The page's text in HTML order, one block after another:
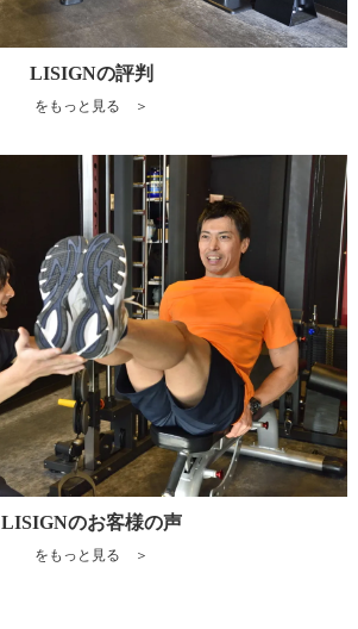
LISIGNの評判
をもっと見る ＞
LISIGNのお客様の声
をもっと見る ＞